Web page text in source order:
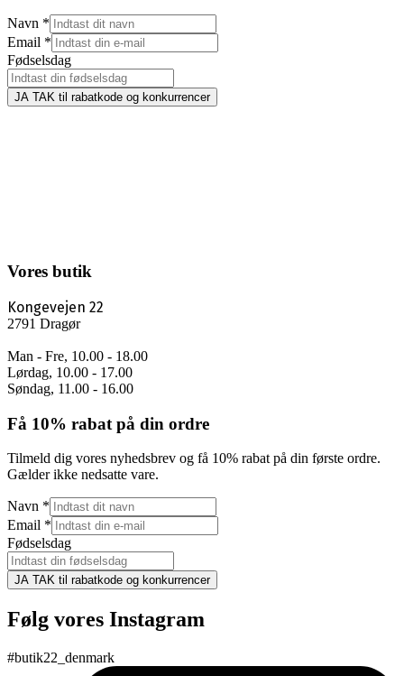
Navn *
Email *
Fødselsdag
JA TAK til rabatkode og konkurrencer
Vores butik
Kongevejen 22
2791 Dragør
Man - Fre, 10.00 - 18.00
Lørdag, 10.00 - 17.00
Søndag, 11.00 - 16.00
Få 10% rabat på din ordre
Tilmeld dig vores nyhedsbrev og få 10% rabat på din første ordre.
Gælder ikke nedsatte vare.
Navn *
Email *
Fødselsdag
JA TAK til rabatkode og konkurrencer
Følg vores Instagram
#butik22_denmark